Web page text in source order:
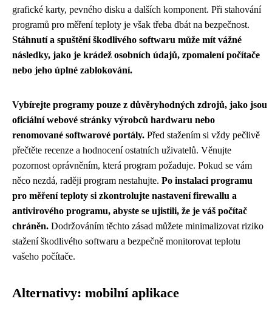
grafické karty, pevného disku a dalších komponent. Při stahování
programů pro měření teploty je však třeba dbát na bezpečnost.
Stáhnutí a spuštění škodlivého softwaru může mít vážné
následky, jako je krádež osobních údajů, zpomalení počítače
nebo jeho úplné zablokování.
Vybírejte programy pouze z důvěryhodných zdrojů, jako jsou
oficiální webové stránky výrobců hardwaru nebo
renomované softwarové portály. Před stažením si vždy pečlivě
přečtěte recenze a hodnocení ostatních uživatelů. Věnujte
pozornost oprávněním, která program požaduje. Pokud se vám
něco nezdá, raději program nestahujte. Po instalaci programu
pro měření teploty si zkontrolujte nastavení firewallu a
antivirového programu, abyste se ujistili, že je váš počítač
chráněn. Dodržováním těchto zásad můžete minimalizovat riziko
stažení škodlivého softwaru a bezpečně monitorovat teplotu
vašeho počítače.
Alternativy: mobilní aplikace